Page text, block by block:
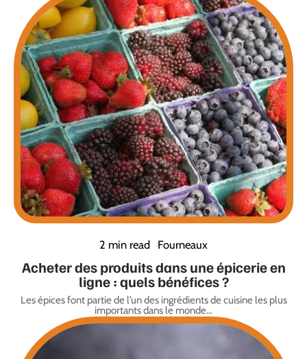
2 min read Fourneaux
Acheter des produits dans une épicerie en
ligne : quels bénéfices ?
Les épices font partie de l’un des ingrédients de cuisine les plus
importants dans le monde…